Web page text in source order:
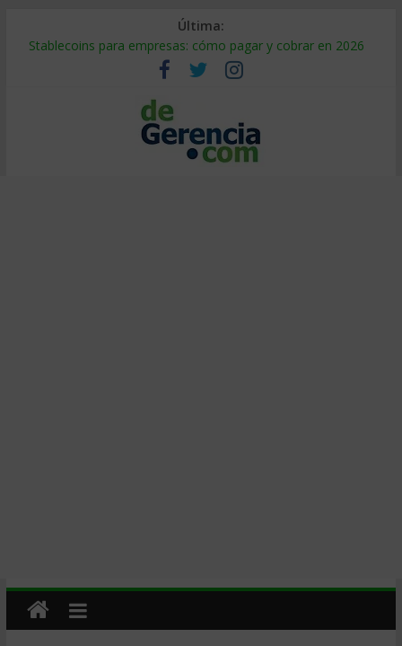
Última:
Stablecoins para empresas: cómo pagar y cobrar en 2026
Despido silencioso: qué es y por qué sale tan caro
IA en selección de personal: cómo auditarla a tiempo
Trabajo forzoso en la cadena de suministro: qué hacer
Mercado hispano de EE. UU.: cómo segmentarlo y venderle